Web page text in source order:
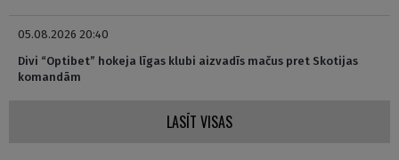
05.08.2026 20:40
Divi “Optibet” hokeja līgas klubi aizvadīs mačus pret Skotijas
komandām
LASĪT VISAS